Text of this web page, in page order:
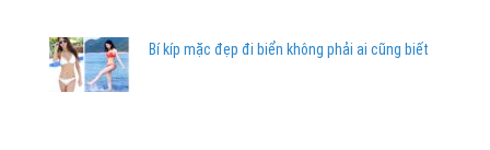
Bí kíp mặc đẹp đi biển không phải ai cũng biết